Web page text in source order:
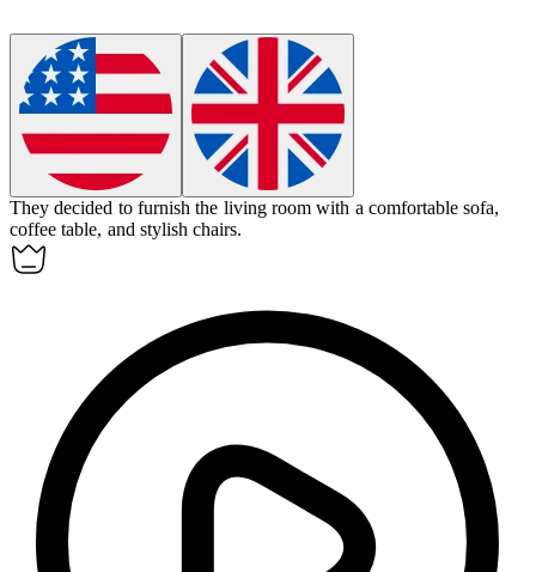
They decided to furnish the living room with a comfortable sofa,
coffee table, and stylish chairs.